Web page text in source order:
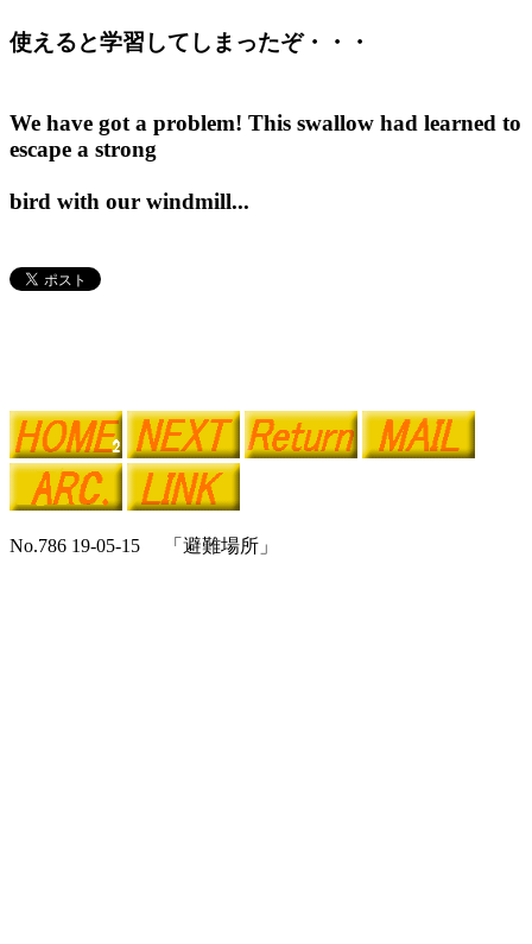
使えると学習してしまったぞ・・・
We have got a problem! This swallow had learned to
escape a strong
bird with our windmill...
No.786 19-05-15 「避難場所」